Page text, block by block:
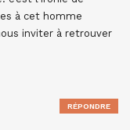
à cet homme
inviter à retrouver
RÉPONDRE